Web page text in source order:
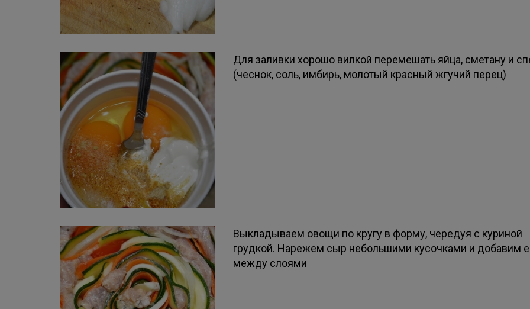
Для заливки хорошо вилкой перемешать яйца, сметану и
(чеснок, соль, имбирь, молотый красный жгучий перец)
Выкладываем овощи по кругу в форму, чередуя с куриной
грудкой. Нарежем сыр небольшими кусочками и добавим
между слоями